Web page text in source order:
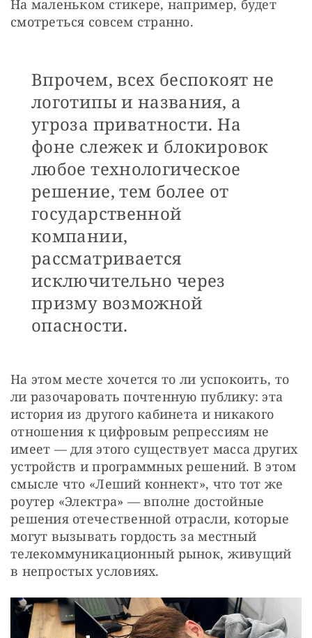
На маленьком стикере, например, будет
смотреться совсем странно.
Впрочем, всех беспокоят не
логотипы и названия, а
угроза приватности. На
фоне слежек и блокировок
любое технологическое
решение, тем более от
государственной
компании,
рассматривается
исключительно через
призму возможной
опасности.
На этом месте хочется то ли успокоить, то
ли разочаровать почтенную публику: эта
история из другого кабинета и никакого
отношения к цифровым репрессиям не
имеет — для этого существует масса других
устройств и программных решений. В этом
смысле что «Леший коннект», что тот же
роутер «Электра» — вполне достойные
решения отечественной отрасли, которые
могут вызывать гордость за местный
телекоммуникационный рынок, живущий
в непростых условиях.